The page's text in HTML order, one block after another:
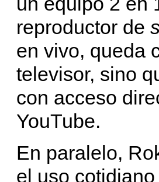
reproductor de
en vivo, queda
televisor, sino
con acceso
YouTube.
En paralelo,
el uso